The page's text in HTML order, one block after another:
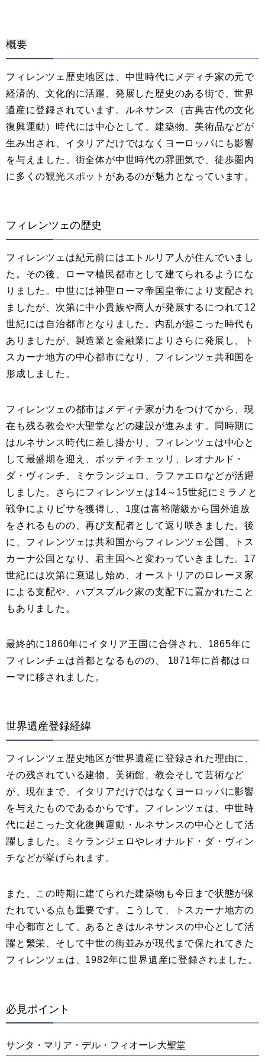
概要
フィレンツェ歴史地区は、中世時代にメディチ家の元で
経済的、文化的に活躍、発展した歴史のある街で、世界
遺産に登録されています。ルネサンス（古典古代の文化
復興運動）時代には中心として、建築物、美術品などが
生み出され、イタリアだけではなくヨーロッパにも影響
を与えました。街全体が中世時代の雰囲気で、徒歩圏内
に多くの観光スポットがあるのが魅力となっています。
フィレンツェの歴史
フィレンツェは紀元前にはエトルリア人が住んでいまし
た。その後、ローマ植民都市として建てられるようにな
りました。中世には神聖ローマ帝国皇帝により支配され
ましたが、次第に中小貴族や商人が発展するにつれて12
世紀には自治都市となりました。内乱が起こった時代も
ありましたが、製造業と金融業によりさらに発展し、ト
スカーナ地方の中心都市になり、フィレンツェ共和国を
形成しました。
フィレンツェの都市はメディチ家が力をつけてから、現
在も残る教会や大聖堂などの建設が進みます。同時期に
はルネサンス時代に差し掛かり、フィレンツェは中心と
して最盛期を迎え、ボッティチェッリ、レオナルド・
ダ・ヴィンチ、ミケランジェロ、ラファエロなどが活躍
しました。さらにフィレンツェは14～15世紀にミラノと
戦争によりピサを獲得し、1度は富裕階級から国外追放
をされるものの、再び支配者として返り咲きました。後
に、フィレンツェは共和国からフィレンツェ公国、トス
カーナ公国となり、君主国へと変わっていきました。17
世紀には次第に衰退し始め、オーストリアのロレーヌ家
による支配や、ハプスブルク家の支配下に置かれたこと
もありました。
最終的に1860年にイタリア王国に合併され、1865年に
フィレンチェは首都となるものの、 1871年に首都はロ
ーマに移されました。
世界遺産登録経緯
フィレンツェ歴史地区が世界遺産に登録された理由に、
その残されている建物、美術館、教会そして芸術など
が、現在まで、イタリアだけではなくヨーロッパに影響
を与えたものであるからです。フィレンツェは、中世時
代に起こった文化復興運動・ルネサンスの中心として活
躍しました。ミケランジェロやレオナルド・ダ・ヴィン
チなどが挙げられます。
また、この時期に建てられた建築物も今日まで状態が保
たれている点も重要です。こうして、トスカーナ地方の
中心都市として、あるときはルネサンスの中心として活
躍と繁栄、そして中世の街並みが現代まで保たれてきた
フィレンツェは、1982年に世界遺産に登録されました。
必見ポイント
サンタ・マリア・デル・フィオーレ大聖堂